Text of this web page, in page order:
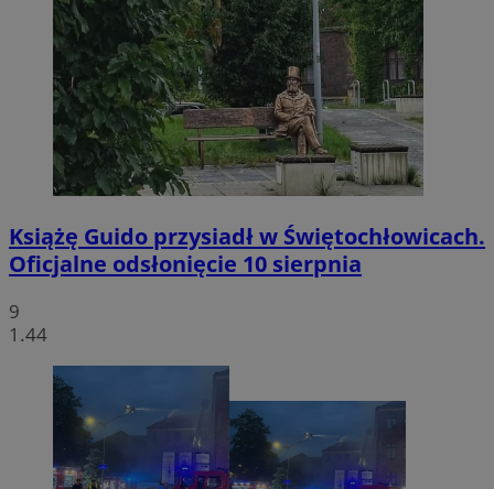
Książę Guido przysiadł w Świętochłowicach.
Oficjalne odsłonięcie 10 sierpnia
9
1.44